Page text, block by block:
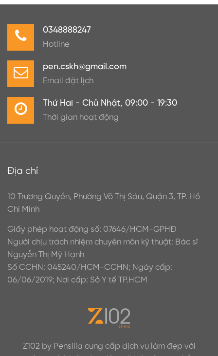
0348888247
Hotline
pen.cskh@gmail.com
Email đặt lịch
Thứ Hai - Chủ Nhật, 09:00 - 19:30
Thời gian hoạt động
Địa chỉ
10 Trương Quyền, Phường Võ Thị Sáu, Quận 3, TP. Hồ
Chí Minh
Giấy phép hoạt động số: 07646/HCM-GPHĐ
Người chịu trách nhiệm chuyên môn kỹ thuật: Bác sĩ
Nguyễn Thị Mỹ Hạnh
Số CCHN: 045240/HCM-CCHN; Ngày cấp:
06/06/2019; Nơi cấp: Sở Y tế TP.HCM
Z102 by Pensilia cung cấp dịch vụ làm đẹp với